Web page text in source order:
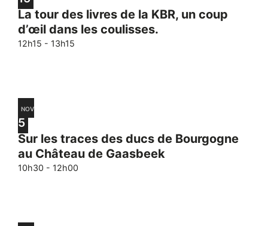
La tour des livres de la KBR, un coup
d’œil dans les coulisses.
12h15 - 13h15
NOV
5
Sur les traces des ducs de Bourgogne
au Château de Gaasbeek
10h30 - 12h00